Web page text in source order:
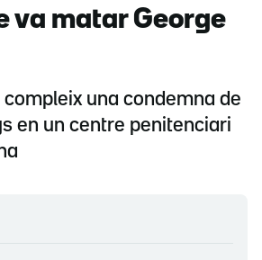
va matar George
compleix una condemna de
en un centre penitenciari